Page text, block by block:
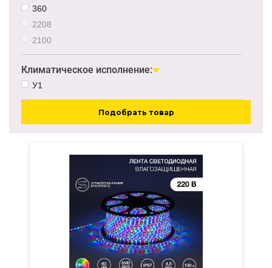
7Вт/м
360
2208
2100
Климатическое исполнение:
У1
Подобрать товар